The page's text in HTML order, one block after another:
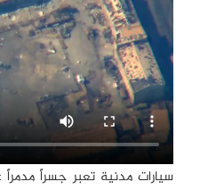
سيارات مدنية تعبر جسراً